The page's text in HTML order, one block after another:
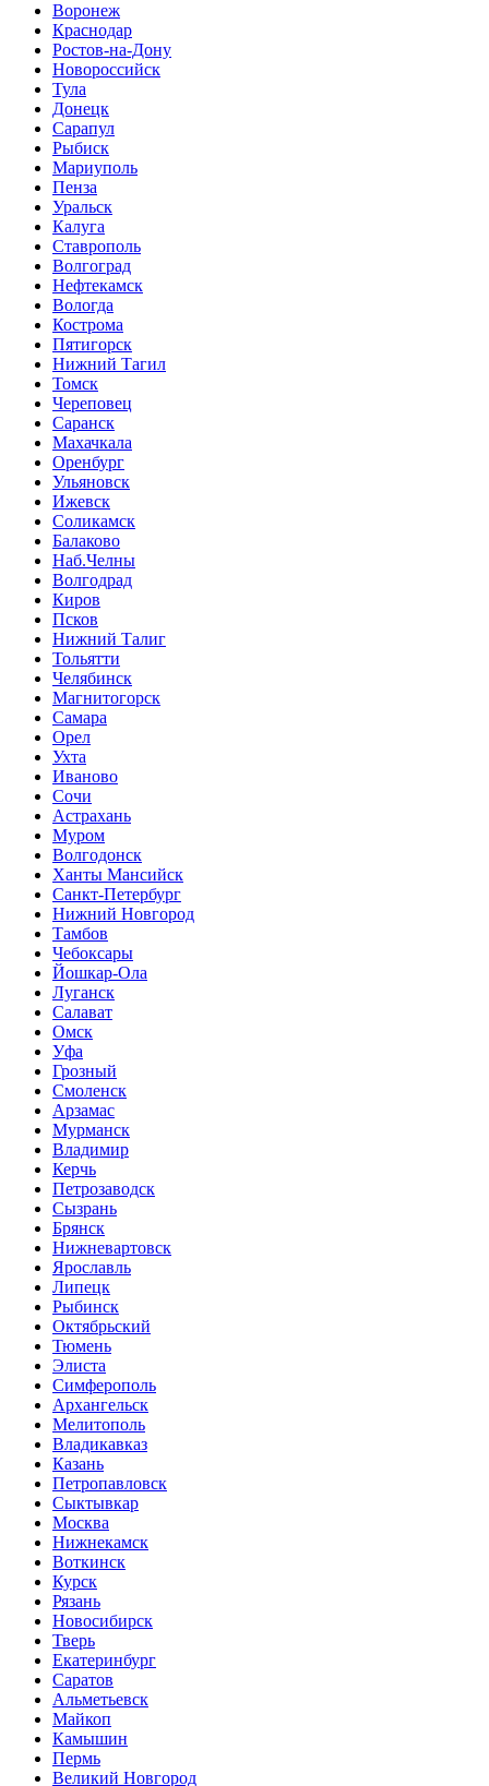
Воронеж
Краснодар
Ростов-на-Дону
Новороссийск
Тула
Донецк
Сарапул
Рыбиск
Мариуполь
Пенза
Уральск
Калуга
Ставрополь
Волгоград
Нефтекамск
Вологда
Кострома
Пятигорск
Нижний Тагил
Томск
Череповец
Саранск
Махачкала
Оренбург
Ульяновск
Ижевск
Соликамск
Балаково
Наб.Челны
Волгодрад
Киров
Псков
Нижний Талиг
Тольятти
Челябинск
Магнитогорск
Самара
Орел
Ухта
Иваново
Сочи
Астрахань
Муром
Волгодонск
Ханты Мансийск
Санкт-Петербург
Нижний Новгород
Тамбов
Чебоксары
Йошкар-Ола
Луганск
Салават
Омск
Уфа
Грозный
Смоленск
Арзамас
Мурманск
Владимир
Керчь
Петрозаводск
Сызрань
Брянск
Нижневартовск
Ярославль
Липецк
Рыбинск
Октябрьский
Тюмень
Элиста
Симферополь
Архангельск
Мелитополь
Владикавказ
Казань
Петропавловск
Сыктывкар
Москва
Нижнекамск
Воткинск
Курск
Рязань
Новосибирск
Тверь
Екатеринбург
Саратов
Альметьевск
Майкоп
Камышин
Пермь
Великий Новгород